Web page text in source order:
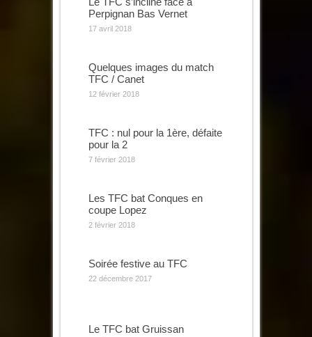
Perpignan Bas Vernet
17 avril 2018
Quelques images du match
TFC / Canet
12 février 2018
TFC : nul pour la 1ère, défaite
pour la 2
7 février 2018
Les TFC bat Conques en
coupe Lopez
2 février 2018
Soirée festive au TFC
22 décembre 2017
Le TFC bat Gruissan